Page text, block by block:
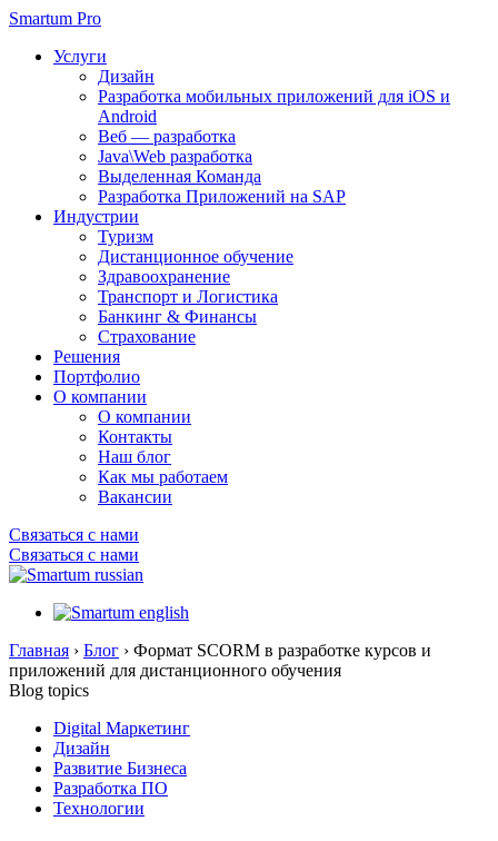
Smartum Pro
Услуги
Дизайн
Разработка мобильных приложений для iOS и
Android
Веб — разработка
Java\Web разработка
Выделенная Команда
Разработка Приложений на SAP
Индустрии
Туризм
Дистанционное обучение
Здравоохранение
Транспорт и Логистика
Банкинг & Финансы
Страхование
Решения
Портфолио
О компании
О компании
Контакты
Наш блог
Как мы работаем
Вакансии
Связаться с нами
Связаться с нами
Главная › Блог › Формат SCORM в разработке курсов и
приложений для дистанционного обучения
Blog topics
Digital Маркетинг
Дизайн
Развитие Бизнеса
Разработка ПО
Технологии